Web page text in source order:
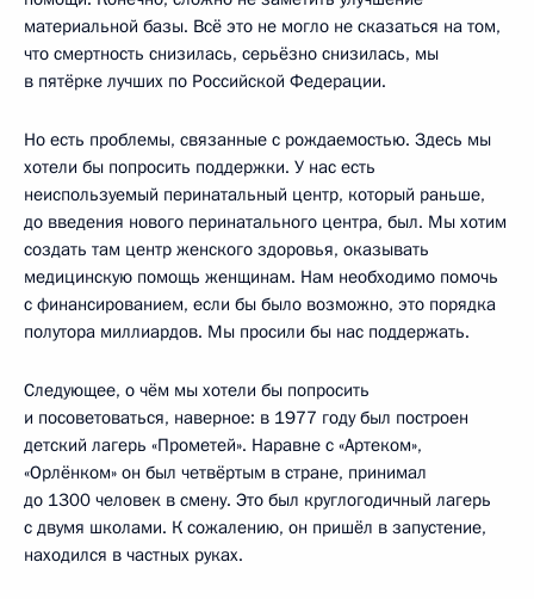
материальной базы. Всё это не могло не сказаться на том,
что смертность снизилась, серьёзно снизилась, мы
в пятёрке лучших по Российской Федерации.
Но есть проблемы, связанные с рождаемостью. Здесь мы
хотели бы попросить поддержки. У нас есть
неиспользуемый перинатальный центр, который раньше,
до введения нового перинатального центра, был. Мы хотим
создать там центр женского здоровья, оказывать
медицинскую помощь женщинам. Нам необходимо помочь
с финансированием, если бы было возможно, это порядка
полутора миллиардов. Мы просили бы нас поддержать.
Следующее, о чём мы хотели бы попросить
и посоветоваться, наверное: в 1977 году был построен
детский лагерь «Прометей». Наравне с «Артеком»,
«Орлёнком» он был четвёртым в стране, принимал
до 1300 человек в смену. Это был круглогодичный лагерь
с двумя школами. К сожалению, он пришёл в запустение,
находился в частных руках.